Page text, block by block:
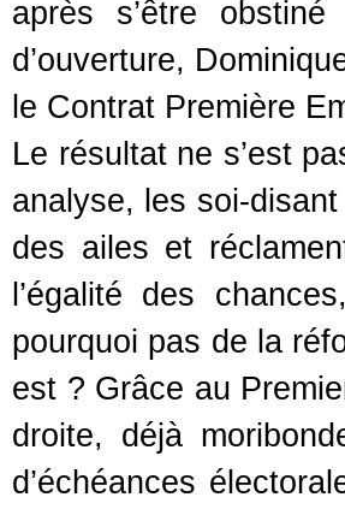
après s’être
d’ouverture,
le Contrat Première
Le résultat ne s’est
analyse, les soi-
des ailes et
l’égalité des
pourquoi pas de la
est ? Grâce au
droite, déjà
d’échéances